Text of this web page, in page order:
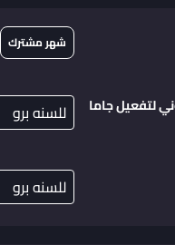
شهر مشترك
لتفعيل جاما